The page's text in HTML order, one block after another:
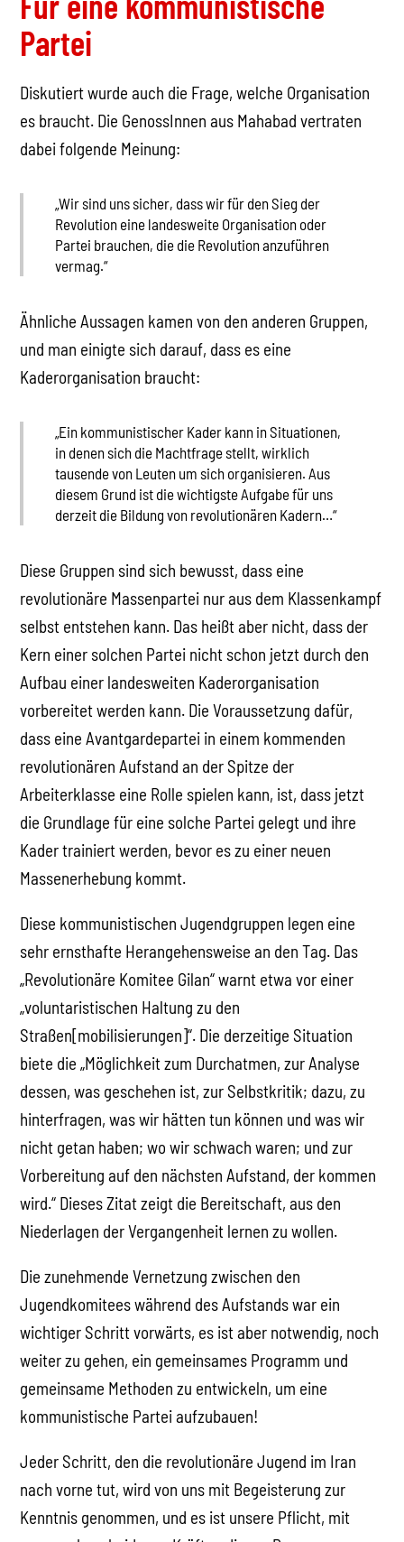
Partei
Diskutiert wurde auch die Frage, welche Organisation
es braucht. Die GenossInnen aus Mahabad vertraten
dabei folgende Meinung:
„Wir sind uns sicher, dass wir für den Sieg der
Revolution eine landesweite Organisation oder
Partei brauchen, die die Revolution anzuführen
vermag.“
Ähnliche Aussagen kamen von den anderen Gruppen,
und man einigte sich darauf, dass es eine
Kaderorganisation braucht:
„Ein kommunistischer Kader kann in Situationen,
in denen sich die Machtfrage stellt, wirklich
tausende von Leuten um sich organisieren. Aus
diesem Grund ist die wichtigste Aufgabe für uns
derzeit die Bildung von revolutionären Kadern…“
Diese Gruppen sind sich bewusst, dass eine
revolutionäre Massenpartei nur aus dem Klassenkampf
selbst entstehen kann. Das heißt aber nicht, dass der
Kern einer solchen Partei nicht schon jetzt durch den
Aufbau einer landesweiten Kaderorganisation
vorbereitet werden kann. Die Voraussetzung dafür,
dass eine Avantgardepartei in einem kommenden
revolutionären Aufstand an der Spitze der
Arbeiterklasse eine Rolle spielen kann, ist, dass jetzt
die Grundlage für eine solche Partei gelegt und ihre
Kader trainiert werden, bevor es zu einer neuen
Massenerhebung kommt.
Diese kommunistischen Jugendgruppen legen eine
sehr ernsthafte Herangehensweise an den Tag. Das
„Revolutionäre Komitee Gilan“ warnt etwa vor einer
„voluntaristischen Haltung zu den
Straßen[mobilisierungen]“. Die derzeitige Situation
biete die „Möglichkeit zum Durchatmen, zur Analyse
dessen, was geschehen ist, zur Selbstkritik; dazu, zu
hinterfragen, was wir hätten tun können und was wir
nicht getan haben; wo wir schwach waren; und zur
Vorbereitung auf den nächsten Aufstand, der kommen
wird.“ Dieses Zitat zeigt die Bereitschaft, aus den
Niederlagen der Vergangenheit lernen zu wollen.
Die zunehmende Vernetzung zwischen den
Jugendkomitees während des Aufstands war ein
wichtiger Schritt vorwärts, es ist aber notwendig, noch
weiter zu gehen, ein gemeinsames Programm und
gemeinsame Methoden zu entwickeln, um eine
kommunistische Partei aufzubauen!
Jeder Schritt, den die revolutionäre Jugend im Iran
nach vorne tut, wird von uns mit Begeisterung zur
Kenntnis genommen, und es ist unsere Pflicht, mit